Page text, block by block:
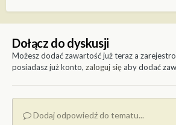
Dołącz do dyskusji
Możesz dodać zawartość już teraz a
posiadasz już konto, zaloguj sięaby dodać
Dodaj odpowiedź do tematu...